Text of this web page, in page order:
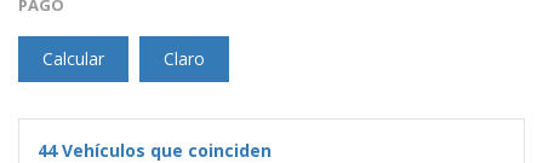
PAGO
Calcular Claro
44 Vehículos que coinciden